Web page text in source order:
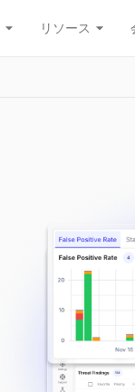
リソース